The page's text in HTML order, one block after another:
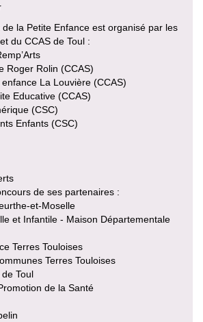
la Petite Enfance est organisé par les
du CCAS de Toul :
Roger Rolin (CCAS)
La Louvière (CCAS)
Educative (CCAS)
(CSC)
Enfants (CSC)
de ses partenaires :
et-Moselle
et Infantile - Maison Départementale
Terres Touloises
Terres Touloises
Toul
de la Santé